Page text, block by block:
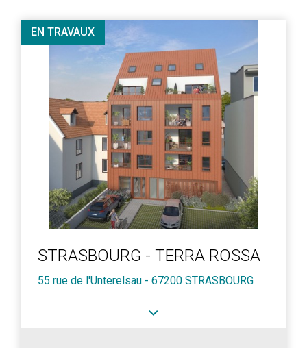
EN TRAVAUX
STRASBOURG - TERRA ROSSA
55 rue de l'Unterelsau - 67200 STRASBOURG